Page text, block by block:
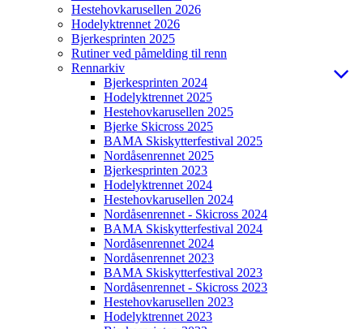
Hestehovkarusellen 2026
Hodelyktrennet 2026
Bjerkesprinten 2025
Rutiner ved påmelding til renn
Rennarkiv
Bjerkesprinten 2024
Hodelyktrennet 2025
Hestehovkarusellen 2025
Bjerke Skicross 2025
BAMA Skiskytterfestival 2025
Nordåsenrennet 2025
Bjerkesprinten 2023
Hodelyktrennet 2024
Hestehovkarusellen 2024
Nordåsenrennet - Skicross 2024
BAMA Skiskytterfestival 2024
Nordåsenrennet 2024
Nordåsenrennet 2023
BAMA Skiskytterfestival 2023
Nordåsenrennet - Skicross 2023
Hestehovkarusellen 2023
Hodelyktrennet 2023